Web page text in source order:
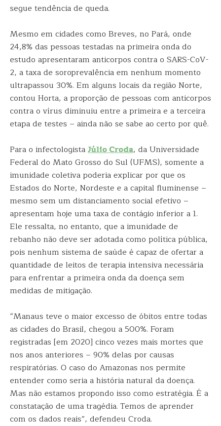
segue tendência de queda.
Mesmo em cidades como Breves, no Pará, onde
24,8% das pessoas testadas na primeira onda do
estudo apresentaram anticorpos contra o SARS-CoV-
2, a taxa de soroprevalência em nenhum momento
ultrapassou 30%. Em alguns locais da região Norte,
contou Horta, a proporção de pessoas com anticorpos
contra o vírus diminuiu entre a primeira e a terceira
etapa de testes – ainda não se sabe ao certo por quê.
Para o infectologistaJúlio Croda, da Universidade
Federal do Mato Grosso do Sul (UFMS), somente a
imunidade coletiva poderia explicar por que os
Estados do Norte, Nordeste e a capital fluminense –
mesmo sem um distanciamento social efetivo –
apresentam hoje uma taxa de contágio inferior a 1.
Ele ressalta, no entanto, que a imunidade de
rebanho não deve ser adotada como política pública,
pois nenhum sistema de saúde é capaz de ofertar a
quantidade de leitos de terapia intensiva necessária
para enfrentar a primeira onda da doença sem
medidas de mitigação.
“Manaus teve o maior excesso de óbitos entre todas
as cidades do Brasil, chegou a 500%. Foram
registradas [em 2020] cinco vezes mais mortes que
nos anos anteriores – 90% delas por causas
respiratórias. O caso do Amazonas nos permite
entender como seria a história natural da doença.
Mas não estamos propondo isso como estratégia. É a
constatação de uma tragédia. Temos de aprender
com os dados reais”, defendeu Croda.